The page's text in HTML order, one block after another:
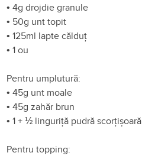
•4g drojdie granule
• 50g unt topit
•125ml lapte călduț
•1 ou
Pentru umplutură:
•45g unt moale
•45g zahăr brun
•1 + ½ linguriță pudră scorțișoară
Pentru topping: